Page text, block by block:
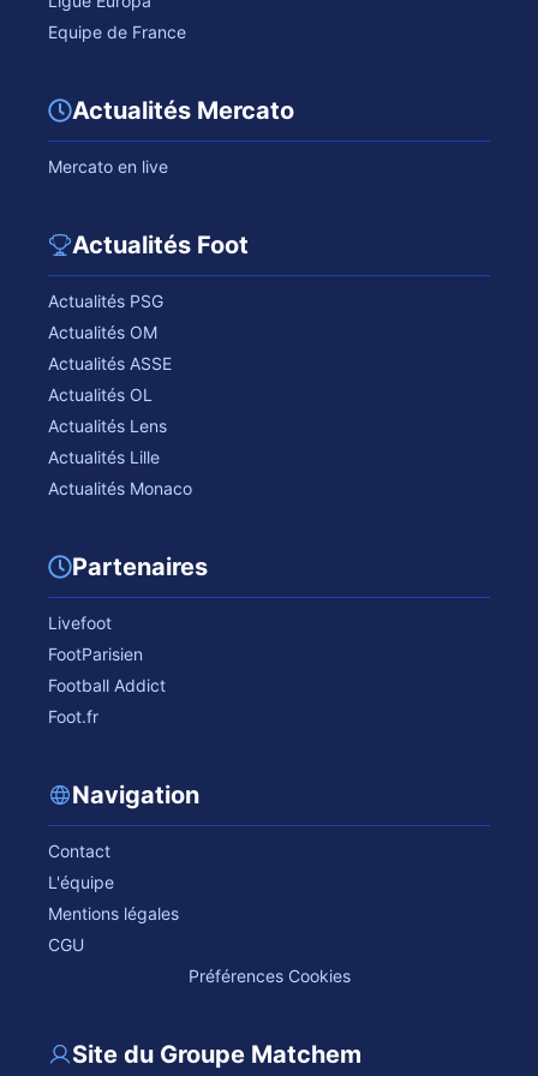
Equipe de France
Actualités Mercato
Mercato en live
Actualités Foot
Actualités PSG
Actualités OM
Actualités ASSE
Actualités OL
Actualités Lens
Actualités Lille
Actualités Monaco
Partenaires
Livefoot
FootParisien
Football Addict
Foot.fr
Navigation
Contact
L'équipe
Mentions légales
CGU
Préférences Cookies
Site du Groupe Matchem